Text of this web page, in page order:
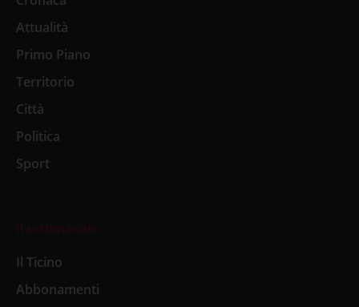
Attualità
Primo Piano
Territorio
Città
Politica
Sport
Il settimanale
Il Ticino
Abbonamenti